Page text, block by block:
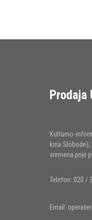
Prodaja
Kulturno-
kina Slobode),
vremena prije
Telefon: 020 /
Email: